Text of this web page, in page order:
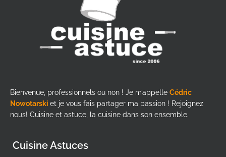
Bienvenue, professionnels ou non ! Je m’appelle Cédric
Nowotarski et je vous fais partager ma passion ! Rejoignez
nous! Cuisine et astuce, la cuisine dans son ensemble.
Cuisine Astuces